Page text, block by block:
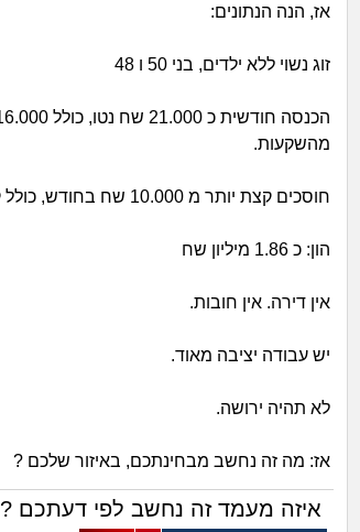
אז, הנה הנתונים:
זוג נשוי ללא ילדים, בני 50 ו 48
מהשקעות.
חוסכים קצת יותר מ 10.000 שח בחודש, כולל קרן השתלמות.
הון: כ 1.86 מיליון שח
אין דירה. אין חובות.
יש עבודה יציבה מאוד.
לא תהיה ירושה.
אז: מה זה נחשב מבחינתכם, באיזור שלכם ?
איזה מעמד זה נחשב לפי דעתכם ?